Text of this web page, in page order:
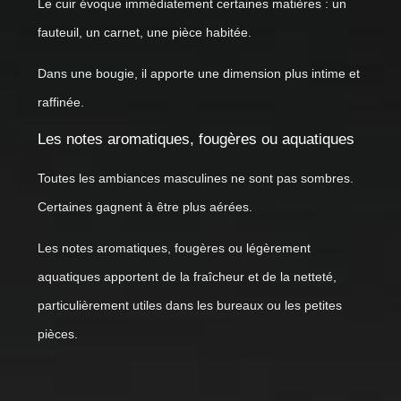
Le cuir évoque immédiatement certaines matières : un
fauteuil, un carnet, une pièce habitée.
Dans une bougie, il apporte une dimension plus intime et
raffinée.
Les notes aromatiques, fougères ou aquatiques
Toutes les ambiances masculines ne sont pas sombres.
Certaines gagnent à être plus aérées.
Les notes aromatiques, fougères ou légèrement
aquatiques apportent de la fraîcheur et de la netteté,
particulièrement utiles dans les bureaux ou les petites
pièces.